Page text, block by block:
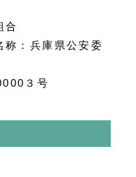
合
称：兵庫県公安委
３号